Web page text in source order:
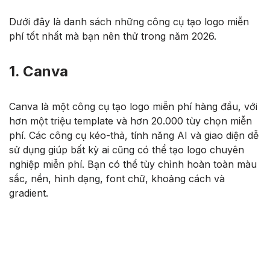
Dưới đây là danh sách những công cụ tạo logo miễn
phí tốt nhất mà bạn nên thử trong năm 2026.
1. Canva
Canva là một công cụ tạo logo miễn phí hàng đầu, với
hơn một triệu template và hơn 20.000 tùy chọn miễn
phí. Các công cụ kéo-thả, tính năng AI và giao diện dễ
sử dụng giúp bất kỳ ai cũng có thể tạo logo chuyên
nghiệp miễn phí. Bạn có thể tùy chỉnh hoàn toàn màu
sắc, nền, hình dạng, font chữ, khoảng cách và
gradient.